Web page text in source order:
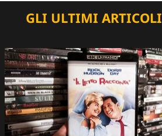
GLI ULTIMI ARTICOLI